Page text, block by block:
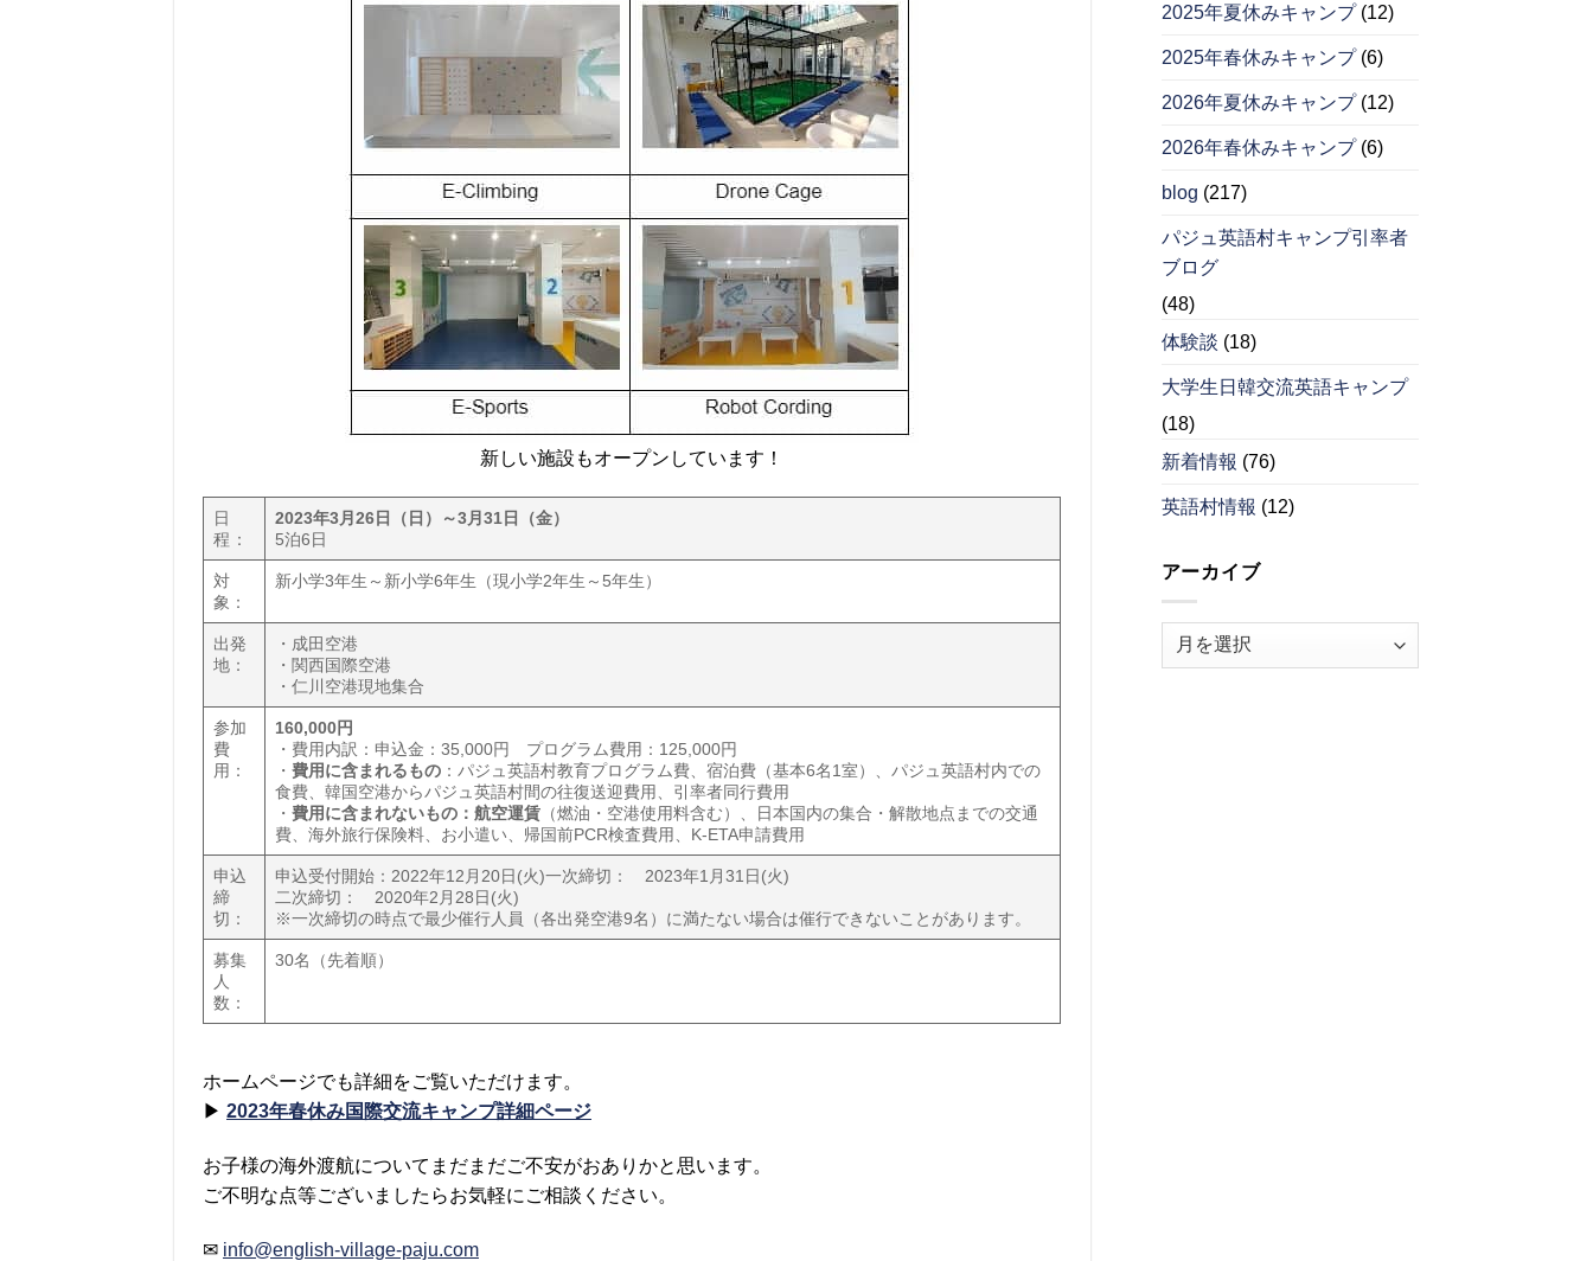
新しい施設もオープンしています！
日
程 ：
2023年3月26日（日）～3月31日（金）
5泊6日
対
象：
新小学3年生～新小学6年生（現小学2年生～5年生）
出発
地：
・成田空港
・関西国際空港
・仁川空港現地集合
参加
費
用：
160,000円
・費用内訳：申込金：35,000円 プログラム費用：125,000円
・ 費用に含まれるもの ：パジュ英語村教育プログラム費、宿泊費（基本6名1室）、パジュ英語村内での
食費、韓国空港からパジュ英語村間の往復送迎費用、引率者同行費用
・ 費用に含まれないもの： 航空運賃 （燃油・空港使用料含む）、日本国内の集合・解散地点までの交通
費、海外旅行保険料、お小遣い、帰国前PCR検査費用、K-ETA申請費用
申込
締
切：
申込受付開始：2022年12月20日(火)一次締切： 2023年1月31日(火)
二次締切： 2020年2月28日(火)
※一次締切の時点で最少催行人員（各出発空港9名）に満たない場合は催行できないことがあります。
募集
人
数：
30名（先着順）
ホームページでも詳細をご覧いただけます。
▶ 2023年春休み国際交流キャンプ詳細ページ
お子様の海外渡航についてまだまだご不安がおありかと思います。
ご不明な点等ございましたらお気軽にご相談ください。
✉ info@english-village-paju.com
2025年夏休みキャンプ(12)
2025年春休みキャンプ(6)
2026年夏休みキャンプ(12)
2026年春休みキャンプ(6)
blog (217)
パジュ英語村キャンプ引率者
ブログ
(48)
体験談 (18)
大学生日韓交流英語キャンプ
(18)
新着情報 (76)
英語村情報 (12)
アーカイブ